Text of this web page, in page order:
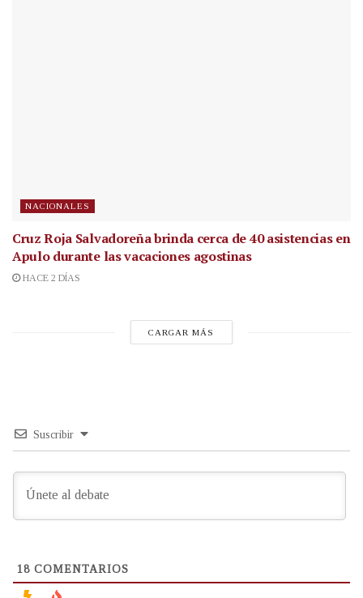
NACIONALES
Cruz Roja Salvadoreña brinda cerca de 40 asistencias en
Apulo durante las vacaciones agostinas
HACE 2 DÍAS
CARGAR MÁS
Suscribir
18 COMENTARIOS